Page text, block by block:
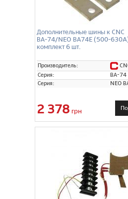
Дополнительные шины к CNC
ВА-74/NEO ВА74E (500-
комплект 6 шт.
Производитель:
Серия:
ВА-74
Серия:
NEO
2 378 грн